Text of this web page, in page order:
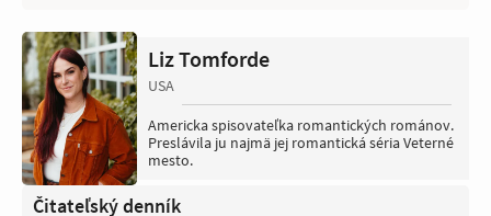
Liz Tomforde
USA
Americka spisovateľka romantických románov.
Preslávila ju najmä jej romantická séria Veterné
mesto.
Čitateľský denník